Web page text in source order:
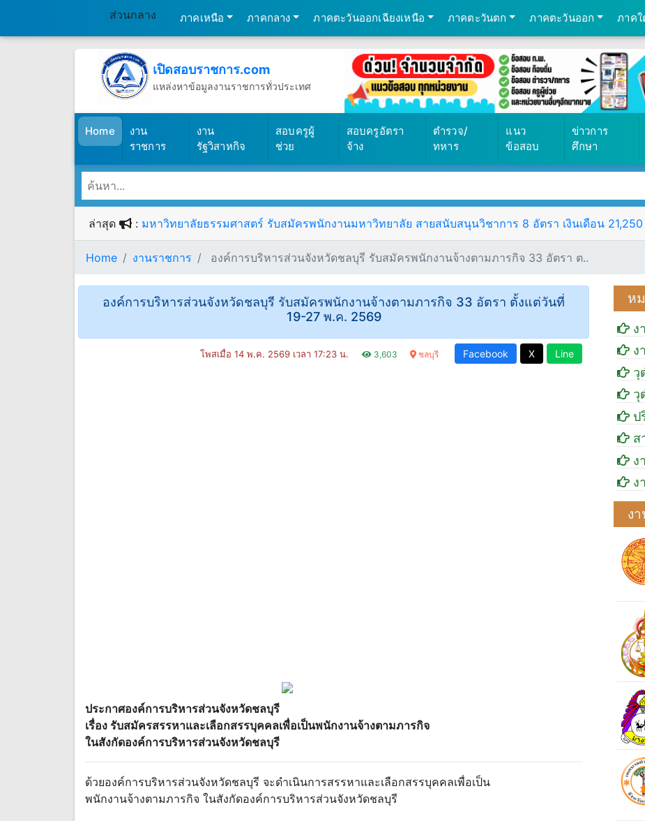
ส่วนกลาง ภาคเหนือ ภาคกลาง ภาคตะวันออกเฉียงเหนือ ภาคตะวันตก ภาคตะวันออก ภาคใ
เปิดสอบราชการ.com
แหล่งหาข้อมูลงานราชการทั่วประเทศ
Home(เปิดสอบราชการ)
งาน
ราชการ
งาน
รัฐวิสาหกิจ
สอบครูผู้
ช่วย
สอบครูอัตรา
จ้าง
ตำรวจ/
ทหาร
แนว
ข้อสอบ
ข่าวการ
ศึกษา
ล่าสุด : มหาวิทยาลัยธรรมศาสตร์ รับสมัครพนักงานมหาวิทยาลัย สายสนับสนุนวิชาการ 8 อัตรา เงินเดือน
Home งานราชการ องค์การบริหารส่วนจังหวัดชลบุรี รับสมัครพนักงานจ้างตามภารกิจ 33 อัตรา ต..
องค์การบริหารส่วนจังหวัดชลบุรี รับสมัครพนักงานจ้างตามภารกิจ 33 อัตรา ตั้งแต่วันที่
19-27 พ.ค. 2569
โพสเมื่อ 14 พ.ค. 2569 เวลา 17:23 น. 3,603 ชลบุรี Facebook X Line
ประกาศองค์การบริหารส่วนจังหวัดชลบุรี
เรื่อง รับสมัครสรรหาและเลือกสรรบุคคลเพื่อเป็นพนักงานจ้างตามภารกิจ
ในสังกัดองค์การบริหารส่วนจังหวัดชลบุรี
ด้วยองค์การบริหารส่วนจังหวัดชลบุรี จะดำเนินการสรรหาและเลือกสรรบุคคลเพื่อเป็น
พนักงานจ้างตามภารกิจ ในสังกัดองค์การบริหารส่วนจังหวัดชลบุรี
ห
ง
ง
วุ
วุ
ป
ส
ง
ง
ง